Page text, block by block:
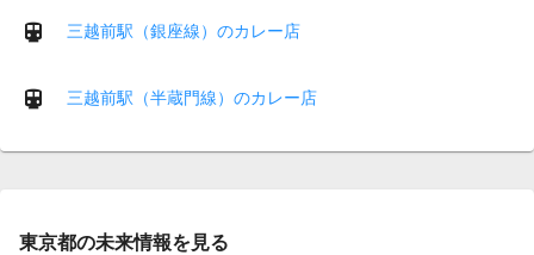
三越前駅（銀座線）のカレー店
三越前駅（半蔵門線）のカレー店
東京都の未来情報を見る